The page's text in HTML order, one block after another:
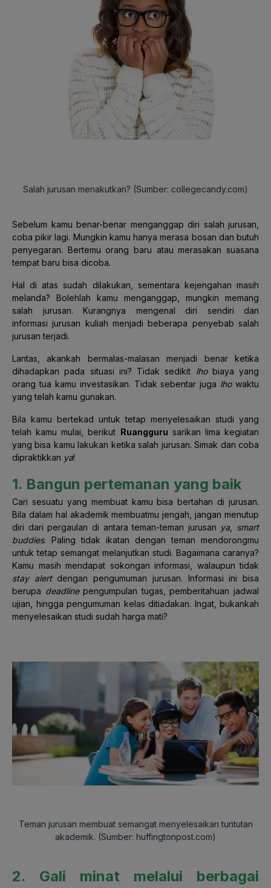
Salah jurusan menakutkan? (Sumber: collegecandy.com)
Sebelum kamu benar-benar menganggap diri salah jurusan,
coba pikir lagi. Mungkin kamu hanya merasa bosan dan butuh
penyegaran. Bertemu orang baru atau merasakan suasana
tempat baru bisa dicoba.
Hal di atas sudah dilakukan, sementara kejengahan masih
melanda? Bolehlah kamu menganggap, mungkin memang
salah jurusan. Kurangnya mengenal diri sendiri dan
informasi jurusan kuliah menjadi beberapa penyebab salah
jurusan terjadi.
Lantas, akankah bermalas-malasan menjadi benar ketika
dihadapkan pada situasi ini? Tidak sedikit lhobiaya yang
orang tua kamu investasikan. Tidak sebentar juga lhowaktu
yang telah kamu gunakan.
Bila kamu bertekad untuk tetap menyelesaikan studi yang
telah kamu mulai, berikut Ruangguru sarikan lima kegiatan
yang bisa kamu lakukan ketika salah jurusan. Simak dan coba
dipraktikkan ya!
1. Bangun pertemanan yang baik
Cari sesuatu yang membuat kamu bisa bertahan di jurusan.
Bila dalam hal akademik membuatmu jengah, jangan menutup
diri dari pergaulan di antara teman-teman jurusan ya
smart
buddies. Paling tidak ikatan dengan teman mendorongmu
untuk tetap semangat melanjutkan studi. Bagaimana caranya?
Kamu masih mendapat sokongan informasi, walaupun tidak
stay alertdengan pengumuman jurusan. Informasi ini bisa
berupa deadlinepengumpulan tugas, pemberitahuan jadwal
ujian, hingga pengumuman kelas ditiadakan. Ingat, bukankah
menyelesaikan studi sudah harga mati?
Teman jurusan membuat semangat menyelesaikan tuntutan
akademik. (Sumber: huffingtonpost.com)
2. Gali minat melalui berbagai